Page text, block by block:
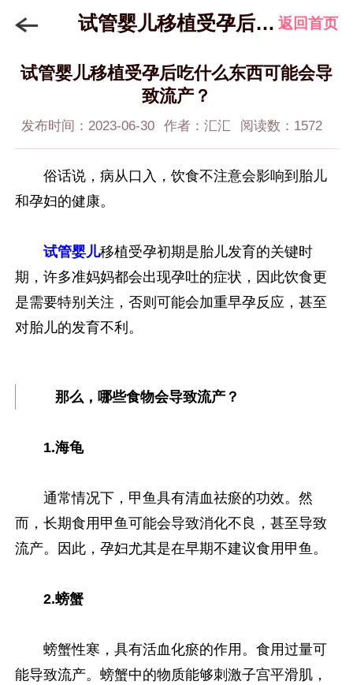
试管婴儿移植受孕后吃什么东西可能会导致流产？ 返回首页
试管婴儿移植受孕后吃什么东西可能会导
致流产？
发布时间：2023-06-30 作者：汇汇 阅读数：1572
俗话说，病从口入，饮食不注意会影响到胎儿
和孕妇的健康。
试管婴儿移植受孕初期是胎儿发育的关键时
期，许多准妈妈都会出现孕吐的症状，因此饮食更
是需要特别关注，否则可能会加重早孕反应，甚至
对胎儿的发育不利。
那么，哪些食物会导致流产？
1.海龟
通常情况下，甲鱼具有清血祛瘀的功效。然
而，长期食用甲鱼可能会导致消化不良，甚至导致
流产。因此，孕妇尤其是在早期不建议食用甲鱼。
2.螃蟹
螃蟹性寒，具有活血化瘀的作用。食用过量可
能导致流产。螃蟹中的物质能够刺激子宫平滑肌，